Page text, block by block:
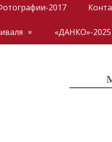
2017
«ДАНКО»-2025